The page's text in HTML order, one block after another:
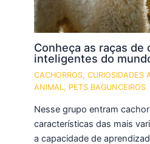
Conheça as raças de
inteligentes do
CACHORROS,CURIOSIDADES
ANIMAL , PETS BAGUNCEIROS
Nesse grupo entram
características das mais
a capacidade de